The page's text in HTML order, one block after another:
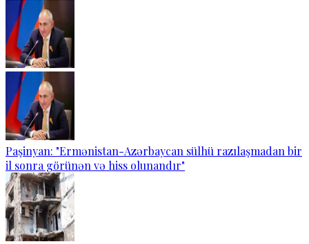
Paşinyan: "Ermənistan-Azərbaycan sülhü razılaşmadan bir
il sonra görünən və hiss olunandır"